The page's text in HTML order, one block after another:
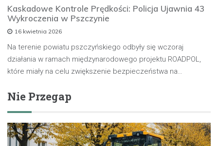
Kaskadowe Kontrole Prędkości: Policja Ujawnia 43
Wykroczenia w Pszczynie
16 kwietnia 2026
Na terenie powiatu pszczyńskiego odbyły się wczoraj
działania w ramach międzynarodowego projektu ROADPOL,
które miały na celu zwiększenie bezpieczeństwa na…
Nie Przegap